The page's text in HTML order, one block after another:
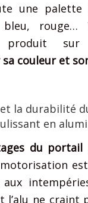
une palette
rouge…
produit sur
couleur et
la durabilité
en
du portail
l’alu ne craint